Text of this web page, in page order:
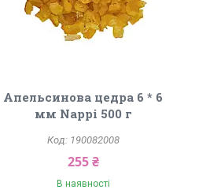
Апельсинова цедра 6 * 6
мм Nappi 500 г
190082008
255 ₴
В наявності